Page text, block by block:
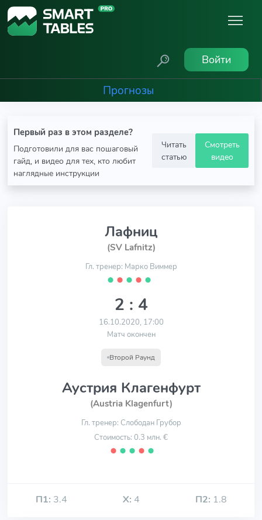
Войти
Прогнозы
Первый раз в этом разделе?
Подготовили для вас пошаговый
гайд, и видео для тех, кто любит
наглядные инструкции
Читать
статью
Смотреть
видео
Лафниц
(SV Lafnitz)
Гл. тренер: Марко Виммер
⬤ ⬤ ⬤ ⬤ ⬤
2 : 4
16.10.2020, 17:00
Матч окончен
Второй Раунд
Аустрия Клагенфурт
(Austria Klagenfurt)
Гл. тренер: Слободан Грубор
Стоимость: 0.3 млн. €
⬤ ⬤ ⬤ ⬤ ⬤
П1: 3.4 Х: 4 П2: 1.8